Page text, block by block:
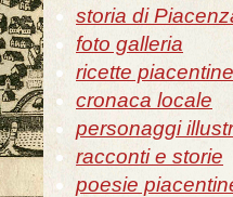
storia di
foto galleria
ricette piacentine
cronaca locale
personaggi
racconti e storie
poesie